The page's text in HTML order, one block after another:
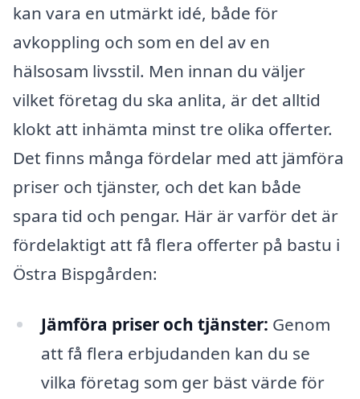
kan vara en utmärkt idé, både för
avkoppling och som en del av en
hälsosam livsstil. Men innan du väljer
vilket företag du ska anlita, är det alltid
klokt att inhämta minst tre olika offerter.
Det finns många fördelar med att jämföra
priser och tjänster, och det kan både
spara tid och pengar. Här är varför det är
fördelaktigt att få flera offerter på bastu i
Östra Bispgården:
Jämföra priser och tjänster: Genom
att få flera erbjudanden kan du se
vilka företag som ger bäst värde för